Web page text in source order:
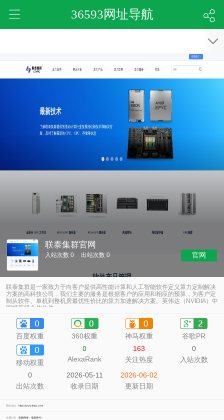
36593网址导航
联泰集群官网
入站次数 0 出站次数 0 官网
联泰集群是一家致力于向客户提供高性能计算和人工智能软件定义算力定制解决
方案的高科技公司，我们主要的服务是根据客户的应用和相应的预算，为客户定
制从软件、单机到整机房最优性价比的算力加速解决方案。英伟达（NVIDIA）中
国精英级合作伙伴。
百度权重 360权重 神马权重 谷歌PR
移动权重
0
AlexaRank
163
关注热度
0
入站次数
0
出站次数
2026-05-11
收录日期
2026-06-02
更新日期
网站地址： https://www.lthpc.com
所属分类： 电脑网络>电脑硬件>